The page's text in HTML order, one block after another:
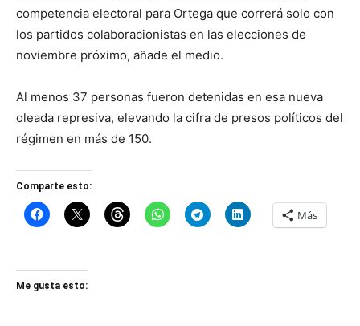
competencia electoral para Ortega que correrá solo con
los partidos colaboracionistas en las elecciones de
noviembre próximo, añade el medio.
Al menos 37 personas fueron detenidas en esa nueva
oleada represiva, elevando la cifra de presos políticos del
régimen en más de 150.
Comparte esto:
Más
Me gusta esto: